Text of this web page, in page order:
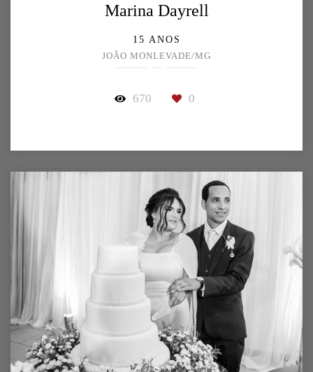
Marina Dayrell
15 ANOS
JOÃO MONLEVADE/MG
670 0